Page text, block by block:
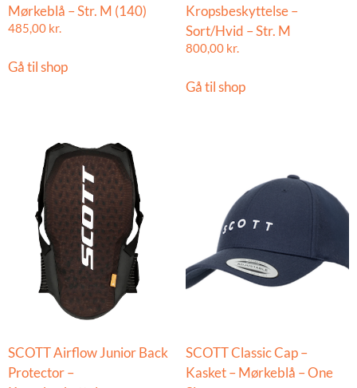
Mørkeblå – Str. M (140)
485,00 kr.
Gå til shop
Kropsbeskyttelse –
Sort/Hvid – Str. M
800,00 kr.
Gå til shop
SCOTT Airflow Junior Back
Protector –
SCOTT Classic Cap –
Kasket – Mørkeblå – One